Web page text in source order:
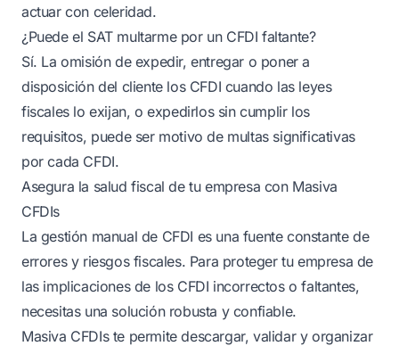
actuar con celeridad.
¿Puede el SAT multarme por un CFDI faltante?
Sí. La omisión de expedir, entregar o poner a
disposición del cliente los CFDI cuando las leyes
fiscales lo exijan, o expedirlos sin cumplir los
requisitos, puede ser motivo de multas significativas
por cada CFDI.
Asegura la salud fiscal de tu empresa con Masiva
CFDIs
La gestión manual de CFDI es una fuente constante de
errores y riesgos fiscales. Para proteger tu empresa de
las implicaciones de los CFDI incorrectos o faltantes,
necesitas una solución robusta y confiable.
Masiva CFDIs te permite descargar, validar y organizar